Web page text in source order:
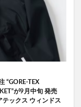
“GORE-TEX
が9月中旬 発売
ックス ウィンドス